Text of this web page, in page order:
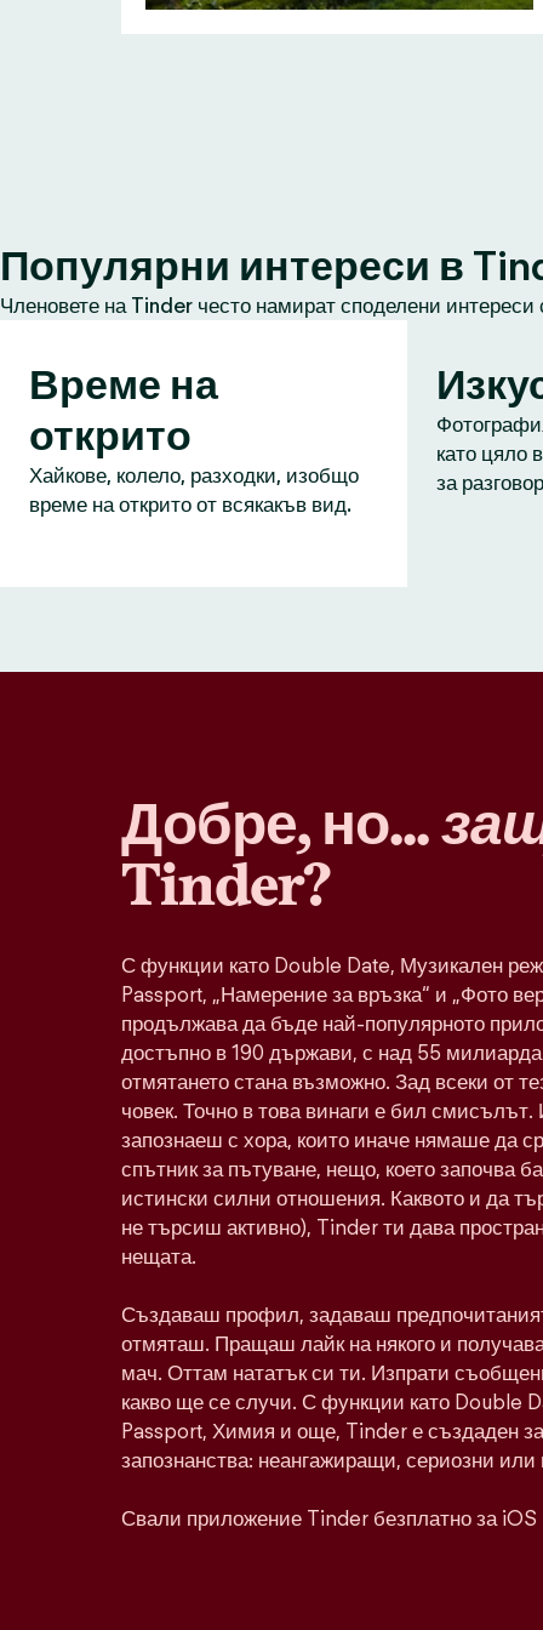
Популярни интереси в
Членовете на Tinder често намират споделени
Време на
открито
Хайкове, колело, разходки, изобщо
време на открито от всякакъв вид.
като цяло
за
Добре, но...
Tinder?
С функции като Double Date, Музикален
Passport, „Намерение за връзка“ и „Фото
продължава да бъде най-популярното
достъпно в 190 държави, с над 55 милиарда
отмятането стана възможно. Зад всеки от
човек. Точно в това винаги е бил
запознаеш с хора, които иначе нямаше да
спътник за пътуване, нещо, което започва
истински силни отношения. Каквото и да
не търсиш активно), Tinder ти дава
нещата.
Създаваш профил, задаваш
отмяташ. Пращаш лайк на някого и
мач. Оттам нататък си ти. Изпрати
какво ще се случи. С функции като Double
Passport, Химия и още, Tinder е създаден
запознанства: неангажиращи, сериозни или
Свали приложение Tinder безплатно за